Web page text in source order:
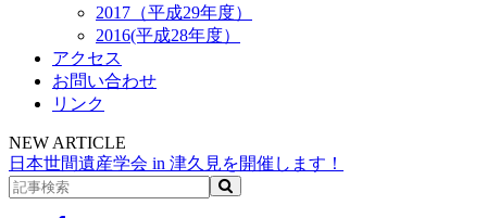
2017（平成29年度）
2016(平成28年度）
アクセス
お問い合わせ
リンク
NEW ARTICLE
日本世間遺産学会 in 津久見を開催します！